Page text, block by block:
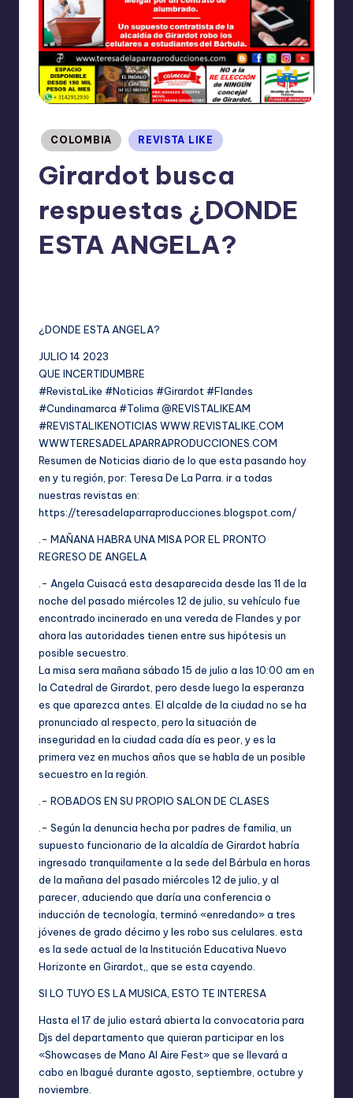
N
E
Publicado
en
COLOMBIA REVISTA LIKE
Girardot busca
respuestas ¿DONDE
ESTA ANGELA?
¿DONDE ESTA ANGELA?
JULIO 14 2023
QUE INCERTIDUMBRE
#RevistaLike #Noticias #Girardot #Flandes
#Cundinamarca #Tolima @REVISTALIKEAM
#REVISTALIKENOTICIAS WWW.REVISTALIKE.COM
WWWTERESADELAPARRAPRODUCCIONES.COM
Resumen de Noticias diario de lo que esta pasando hoy
en y tu región, por: Teresa De La Parra. ir a todas
nuestras revistas en:
https://teresadelaparraproducciones.blogspot.com/
.- MAÑANA HABRA UNA MISA POR EL PRONTO
REGRESO DE ANGELA
.- Angela Cuisacá esta desaparecida desde las 11 de la
noche del pasado miércoles 12 de julio, su vehículo fue
encontrado incinerado en una vereda de Flandes y por
ahora las autoridades tienen entre sus hipótesis un
posible secuestro.
La misa sera mañana sábado 15 de julio a las 10:00 am en
la Catedral de Girardot, pero desde luego la esperanza
es que aparezca antes. El alcalde de la ciudad no se ha
pronunciado al respecto, pero la situación de
inseguridad en la ciudad cada día es peor, y es la
primera vez en muchos años que se habla de un posible
secuestro en la región.
.- ROBADOS EN SU PROPIO SALON DE CLASES
.- Según la denuncia hecha por padres de familia, un
supuesto funcionario de la alcaldía de Girardot habría
ingresado tranquilamente a la sede del Bárbula en horas
de la mañana del pasado miércoles 12 de julio, y al
parecer, aduciendo que daría una conferencia o
inducción de tecnología, terminó «enredando» a tres
jóvenes de grado décimo y les robo sus celulares. esta
es la sede actual de la Institución Educativa Nuevo
Horizonte en Girardot,, que se esta cayendo.
SI LO TUYO ES LA MUSICA, ESTO TE INTERESA
Hasta el 17 de julio estará abierta la convocatoria para
Djs del departamento que quieran participar en los
«Showcases de Mano Al Aire Fest» que se llevará a
cabo en Ibagué durante agosto, septiembre, octubre y
noviembre.